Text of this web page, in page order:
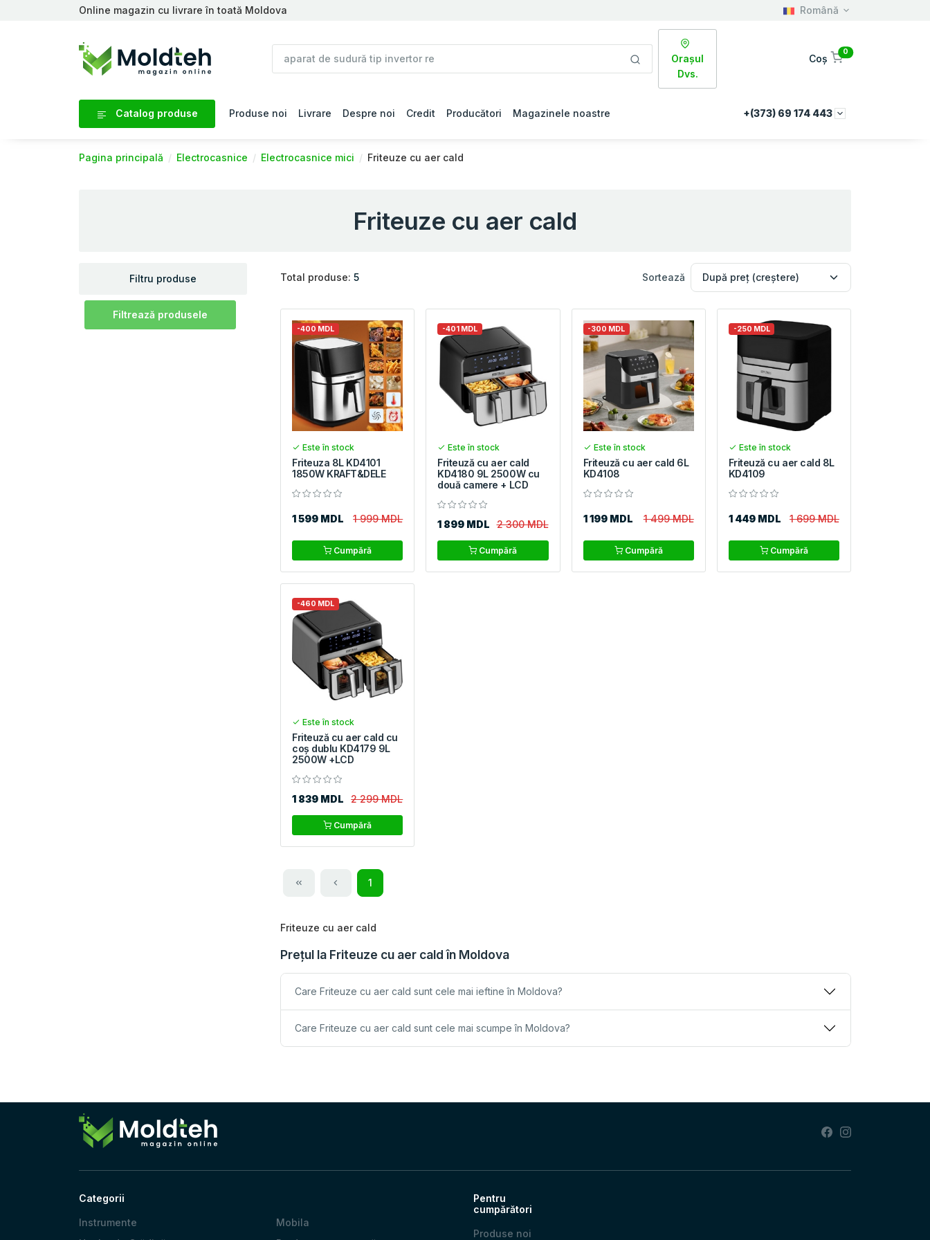
Online magazin cu livrare în toată Moldova Română
Orașul
Dvs.
Coș
0
Catalog produse Produse noi Livrare Despre noi Credit Producători Magazinele noastre +(373) 69 174 443
Pagina principală Electrocasnice Electrocasnice mici Friteuze cu aer cald
Friteuze cu aer cald
Filtru produse
Filtrează produsele
Total produse: 5 Sortează
-400 MDL
Este în stock
Friteuza 8L KD4101
1850W KRAFT&DELE
1 599 MDL 1 999 MDL
Cumpără
-401 MDL
Este în stock
Friteuză cu aer cald
KD4180 9L 2500W cu
două camere + LCD
1 899 MDL 2 300 MDL
Cumpără
-300 MDL
Este în stock
Friteuză cu aer cald 6L
KD4108
1 199 MDL 1 499 MDL
Cumpără
-250 MDL
Este în stock
Friteuză cu aer cald 8L
KD4109
1 449 MDL 1 699 MDL
Cumpără
-460 MDL
Este în stock
Friteuză cu aer cald cu
coș dublu KD4179 9L
2500W +LCD
1 839 MDL 2 299 MDL
Cumpără
1
Friteuze cu aer cald
Prețul la Friteuze cu aer cald în Moldova
Care Friteuze cu aer cald sunt cele mai ieftine în Moldova?
Care Friteuze cu aer cald sunt cele mai scumpe în Moldova?
Categorii
Instrumente
Mobila
Pentru
cumpărători
Produse noi